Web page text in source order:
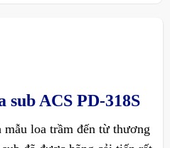
sub ACS PD-318S
loa trầm đến từ thương